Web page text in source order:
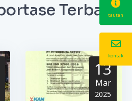
Terbaru
13
Mar
2025
tautan
kontak